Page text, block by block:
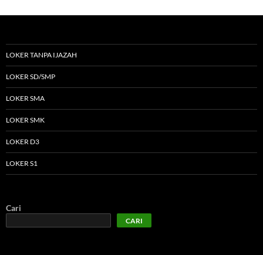
LOKER TANPA IJAZAH
LOKER SD/SMP
LOKER SMA
LOKER SMK
LOKER D3
LOKER S1
Cari
CARI